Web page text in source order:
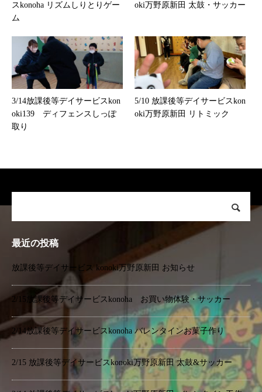
スkonoha リズムしりとりゲー
ム
oki万野原新田 太鼓・サッカー
3/14放課後等デイサービスkon
oki139 ディフェンスしっぽ
取り
5/10 放課後等デイサービスkon
oki万野原新田 リトミック
最近の投稿
放課後等デイサービス konoki万野原新田 お知らせ
2/15放課後等デイサービスkonoha お買い物体験・サッカー
2/14放課後等デイサービスkonoha バレンタインお菓子作り
2/15 放課後等デイサービスkonoki万野原新田 太鼓&サッカー